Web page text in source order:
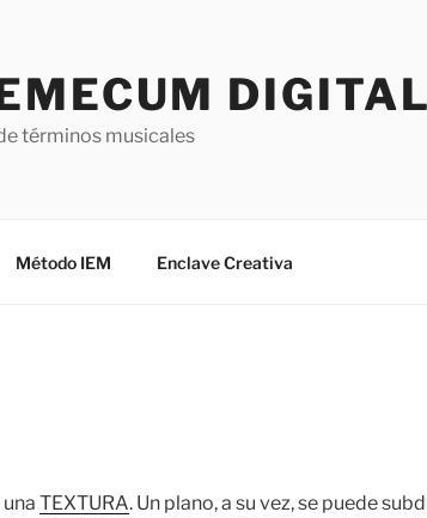
términos musicales
Método IEM Enclave Creativa
TEXTURA. Un plano, a su vez, se puede